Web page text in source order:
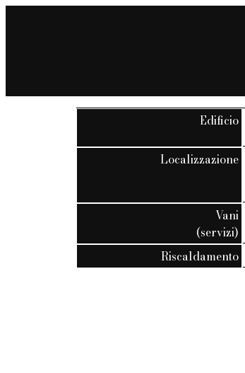
Edificio
Localizzazione
Vani
(servizi)
Riscaldamento